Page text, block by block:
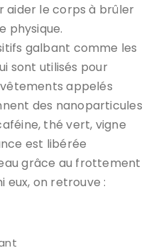
aider le corps à brûler
physique.
galbant comme les
sont utilisés pour
appelés
des nanoparticules
thé vert, vigne
est libérée
grâce au frottement
eux, on retrouve :